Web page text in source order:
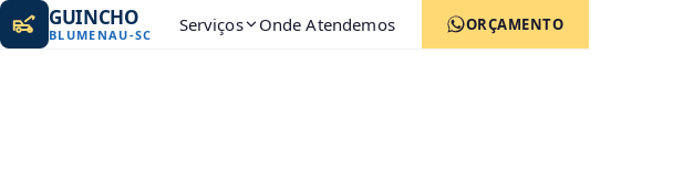
GUINCHO
BLUMENAU-SC Serviços Onde Atendemos ORÇAMENTO